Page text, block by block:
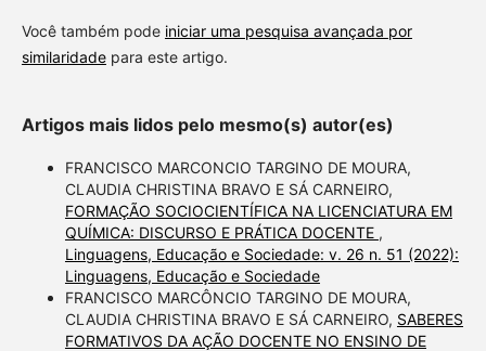
Você também pode iniciar uma pesquisa avançada por
similaridadepara este artigo.
Artigos mais lidos pelo mesmo(s) autor(es)
FRANCISCO MARCONCIO TARGINO DE MOURA,
CLAUDIA CHRISTINA BRAVO E SÁ CARNEIRO,
FORMAÇÃO SOCIOCIENTÍFICA NA LICENCIATURA EM
QUÍMICA: DISCURSO E PRÁTICA DOCENTE ,
Linguagens, Educação e Sociedade: v. 26 n. 51 (2022):
Linguagens, Educação e Sociedade
FRANCISCO MARCÔNCIO TARGINO DE MOURA,
CLAUDIA CHRISTINA BRAVO E SÁ CARNEIRO, SABERES
FORMATIVOS DA AÇÃO DOCENTE NO ENSINO DE